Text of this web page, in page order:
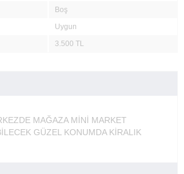
Boş
Uygun
3.500 TL
MAĞAZA MİNİ MARKET
GÜZEL KONUMDA KİRALIK